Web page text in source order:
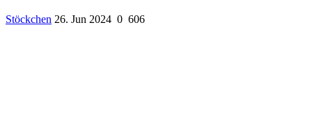
Stöckchen 26. Jun 2024 0 606